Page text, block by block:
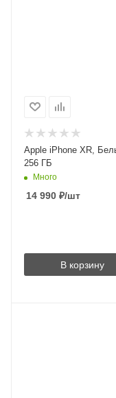
Apple iPhone XR,
256 ГБ
Много
14 990 ₽/шт
В корзину